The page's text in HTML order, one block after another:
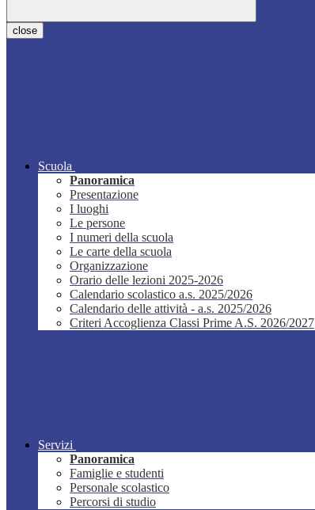
close
Scuola
Panoramica
Presentazione
I luoghi
Le persone
I numeri della scuola
Le carte della scuola
Organizzazione
Orario delle lezioni 2025-2026
Calendario scolastico a.s. 2025/2026
Calendario delle attività - a.s. 2025/2026
Criteri Accoglienza Classi Prime A.S. 2026/2027
Servizi
Panoramica
Famiglie e studenti
Personale scolastico
Percorsi di studio